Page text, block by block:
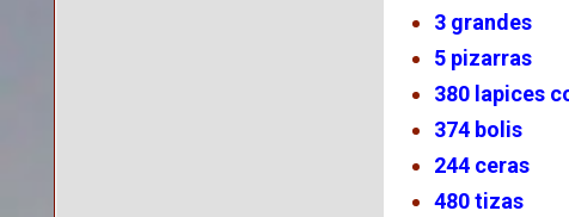
3 grandes
5 pizarras
380 lapices
374 bolis
244 ceras
480 tizas